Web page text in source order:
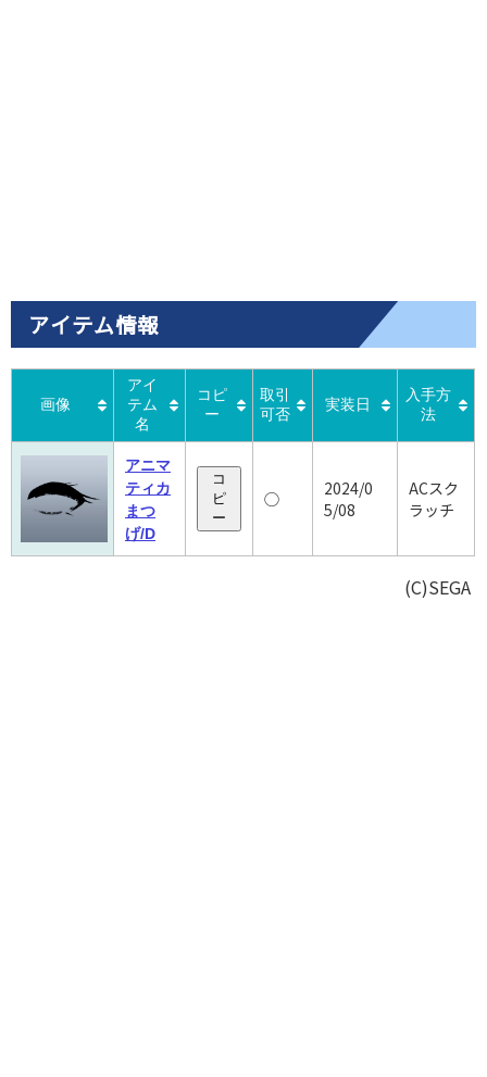
アイテム情報
画像
アイ
テム
名
コピ
ー
取引
可否
実装日
入手方
法
アニマ
ティカ
まつ
げ/D
コ
ピ
ー
◯
2024/0
5/08
ACスク
ラッチ
(C)SEGA